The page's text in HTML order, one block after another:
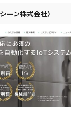
ーン株式会社）